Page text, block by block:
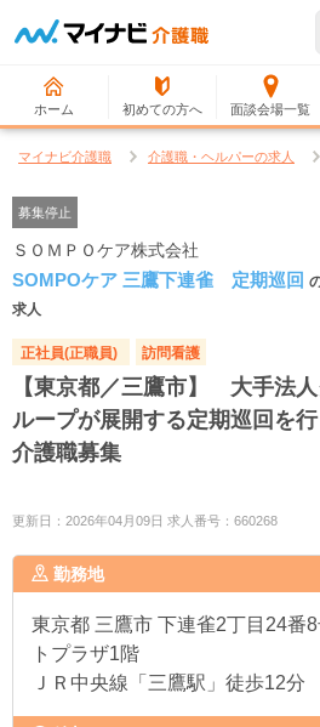
ホーム 初めての方へ 面談会場一覧
マイナビ介護職 介護職・ヘルパーの求人
募集停止
ＳＯＭＰＯケア株式会社
SOMPOケア 三鷹下連雀 定期巡回
求人
正社員(正職員) 訪問看護
【東京都／三鷹市】 大手法
ループが展開する定期巡回を行
介護職募集
更新日：2026年04月09日 求人番号：660268
勤務地
東京都 三鷹市 下連雀2丁目24番
トプラザ1階
ＪＲ中央線「三鷹駅」徒歩12分